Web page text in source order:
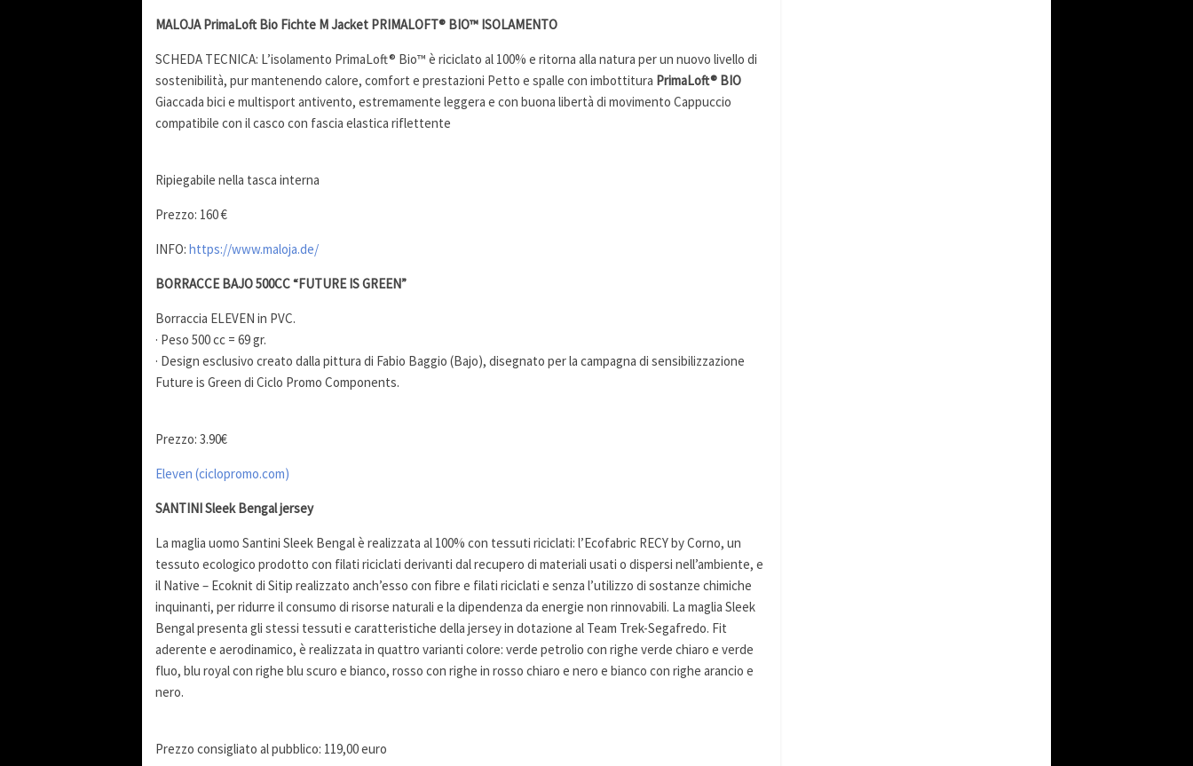
MALOJA PrimaLoft Bio Fichte M Jacket PRIMALOFT® BIO™ ISOLAMENTO
SCHEDA TECNICA: L’isolamento PrimaLoft® Bio™ è riciclato al 100% e ritorna alla natura per un nuovo livello di
sostenibilità, pur mantenendo calore, comfort e prestazioni Petto e spalle con imbottitura PrimaLoft® BIO
Giaccada bici e multisport antivento, estremamente leggera e con buona libertà di movimento Cappuccio
compatibile con il casco con fascia elastica riflettente
Ripiegabile nella tasca interna
Prezzo: 160 €
INFO: https://www.maloja.de/
BORRACCE BAJO 500CC “FUTURE IS GREEN”
Borraccia ELEVEN in PVC.
· Peso 500 cc = 69 gr.
· Design esclusivo creato dalla pittura di Fabio Baggio (Bajo), disegnato per la campagna di sensibilizzazione
Future is Green di Ciclo Promo Components.
Prezzo: 3.90€
Eleven (ciclopromo.com)
SANTINI Sleek Bengal jersey
La maglia uomo Santini Sleek Bengal è realizzata al 100% con tessuti riciclati: l’Ecofabric RECY by Corno, un
tessuto ecologico prodotto con filati riciclati derivanti dal recupero di materiali usati o dispersi nell’ambiente, e
il Native – Ecoknit di Sitip realizzato anch’esso con fibre e filati riciclati e senza l’utilizzo di sostanze chimiche
inquinanti, per ridurre il consumo di risorse naturali e la dipendenza da energie non rinnovabili. La maglia Sleek
Bengal presenta gli stessi tessuti e caratteristiche della jersey in dotazione al Team Trek-Segafredo. Fit
aderente e aerodinamico, è realizzata in quattro varianti colore: verde petrolio con righe verde chiaro e verde
fluo, blu royal con righe blu scuro e bianco, rosso con righe in rosso chiaro e nero e bianco con righe arancio e
nero.
Prezzo consigliato al pubblico: 119,00 euro